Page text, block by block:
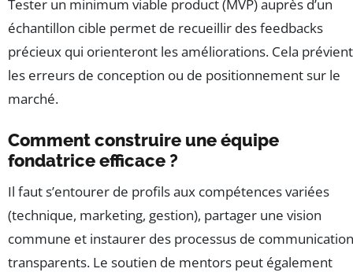
Tester un minimum viable product (MVP) auprès d’un
échantillon cible permet de recueillir des feedbacks
précieux qui orienteront les améliorations. Cela prévient
les erreurs de conception ou de positionnement sur le
marché.
Comment construire une équipe
fondatrice efficace ?
Il faut s’entourer de profils aux compétences variées
(technique, marketing, gestion), partager une vision
commune et instaurer des processus de communication
transparents. Le soutien de mentors peut également